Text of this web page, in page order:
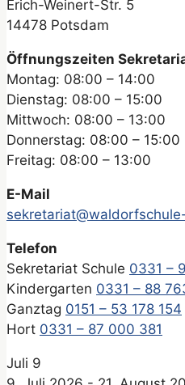
Erich-Weinert-Str. 5
14478 Potsdam
Öffnungszeiten
Montag: 08:00 – 14:00
Dienstag: 08:00 – 15:00
Mittwoch: 08:00 – 13:00
Donnerstag: 08:00 – 15:00
Freitag: 08:00 – 13:00
E-Mail
Telefon
Sekretariat Schule 0331 –
Kindergarten 0331 – 88
Ganztag 0151 – 53 178 154
Hort 0331 – 87 000 381
Juli 9